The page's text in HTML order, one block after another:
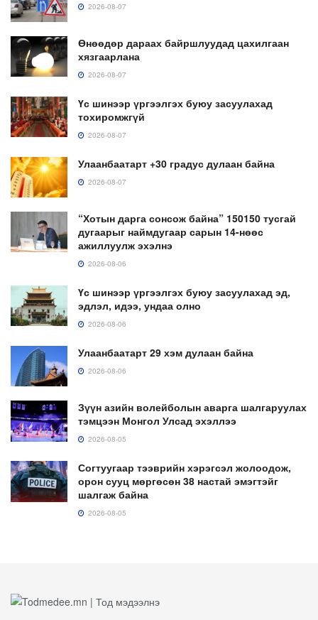
2026-08-07
Өнөөдөр дараах байршлуудад цахилгаан
хязгаарлана
2026-08-07
Үс шинээр үргээлгэх буюу засуулахад
тохиромжгүй
2026-08-07
Улаанбаатарт +30 градус дулаан байна
2026-08-07
“Хотын дарга сонсож байна” 150150 тусгай
дугаарыг наймдугаар сарын 14-нөөс
ажиллуулж эхэлнэ
2026-08-06
Үс шинээр үргээлгэх буюу засуулахад эд,
эдлэл, идээ, ундаа олно
2026-08-06
Улаанбаатарт 29 хэм дулаан байна
2026-08-06
Зүүн азийн волейболын аварга шалгаруулах
тэмцээн Монгол Улсад эхэллээ
2026-08-05
Согтуугаар тээврийн хэрэгсэл жолоодож,
орон сууц мөргөсөн 38 настай эмэгтэйг
шалгаж байна
2026-08-05